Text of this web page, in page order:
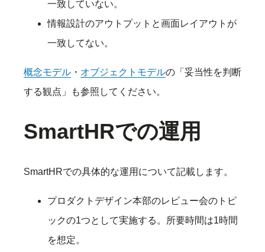
一致していない。
情報設計のアウトプットと画面レイアウトが
一致してない。
概念モデル ・ オブジェクトモデルの「妥当性を判断
する観点」も参照してください。
SmartHRでの運用
SmartHRでの具体的な運用について記載します。
プロダクトデザイン本部のレビュー会のトピ
ックの1つとして実施する。所要時間は1時間
を想定。